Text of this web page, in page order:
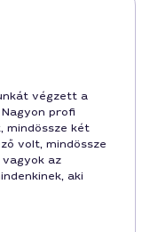
végzett a
profi
mindössze két
volt, mindössze
az
aki